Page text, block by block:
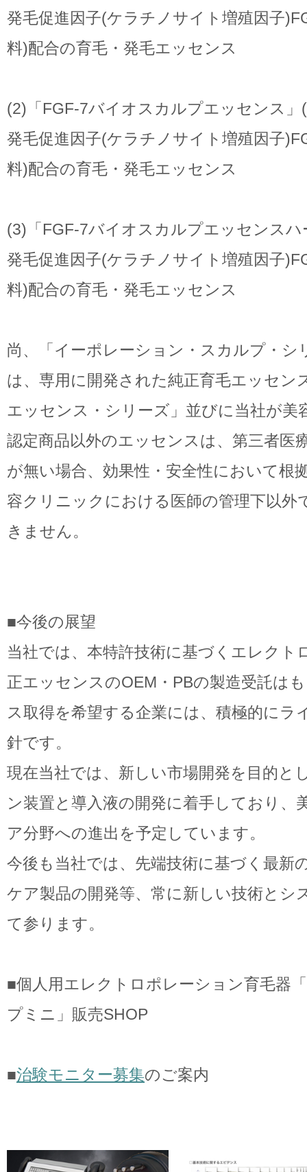
発毛促進因子(ケラチノサイト増殖因子
料)配合の育毛・発毛エッセンス
(2)「FGF-7バイオスカルプエッセンス」
発毛促進因子(ケラチノサイト増殖因子
料)配合の育毛・発毛エッセンス
(3)「FGF-7バイオスカルプエッセンスハ
発毛促進因子(ケラチノサイト増殖因子
料)配合の育毛・発毛エッセンス
尚、「イーポレーション・スカルプ・シ
は、専用に開発された純正育毛エッセン
エッセンス・シリーズ」並びに当社が美
認定商品以外のエッセンスは、第三者医
が無い場合、効果性・安全性において根
容クリニックにおける医師の管理下以外
きません。
■今後の展望
当社では、本特許技術に基づくエレクト
正エッセンスのOEM・PBの製造受託は
ス取得を希望する企業には、積極的にラ
針です。
現在当社では、新しい市場開発を目的と
ン装置と導入液の開発に着手しており、
ア分野への進出を予定しています。
今後も当社では、先端技術に基づく最新
ケア製品の開発等、常に新しい技術とシ
て参ります。
■個人用エレクトロポレーション育毛器
プミニ」販売SHOP
■治験モニター募集のご案内